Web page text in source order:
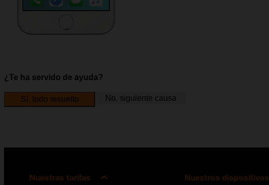
¿Te ha servido de ayuda?
Sí, todo resuelto No, siguiente causa
Nuestras tarifas Nuestros dispositivos